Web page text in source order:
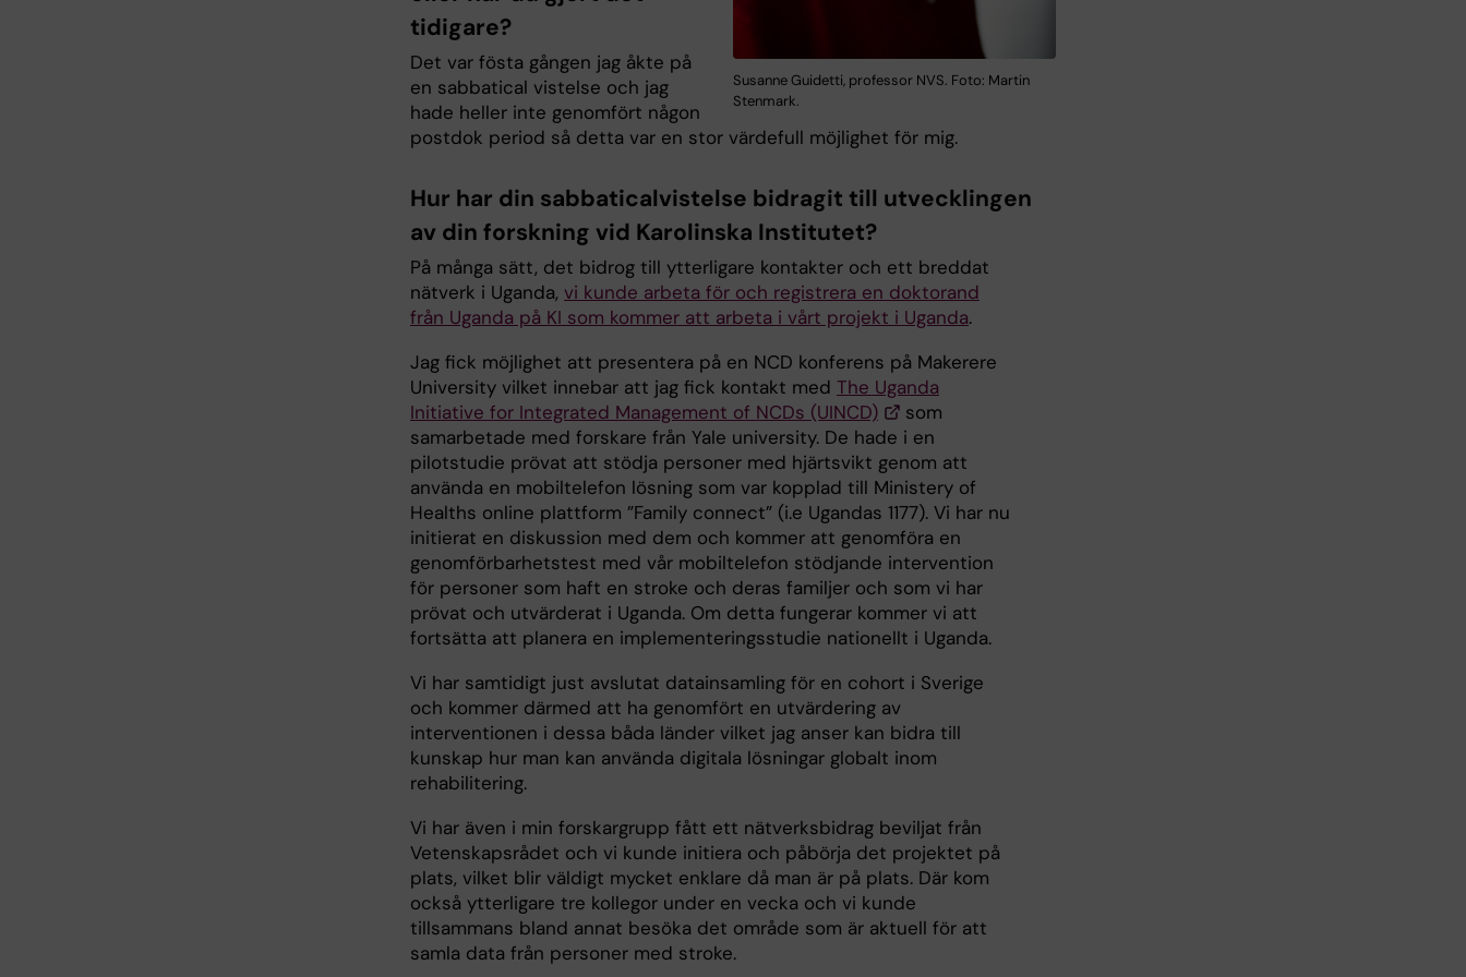
Susanne Guidetti, professor NVS. Foto: Martin
Stenmark.
tidigare?
Det var fösta gången jag åkte på
en sabbatical vistelse och jag
hade heller inte genomfört någon
postdok period så detta var en stor värdefull möjlighet för mig.
Hur har din sabbaticalvistelse bidragit till utvecklingen
av din forskning vid Karolinska Institutet?
På många sätt, det bidrog till ytterligare kontakter och ett breddat
nätverk i Uganda, vi kunde arbeta för och registrera en doktorand
från Uganda på KI som kommer att arbeta i vårt projekt i Uganda.
Jag fick möjlighet att presentera på en NCD konferens på Makerere
University vilket innebar att jag fick kontakt med The Uganda
Initiative for Integrated Management of NCDs (UINCD)
som
samarbetade med forskare från Yale university. De hade i en
pilotstudie prövat att stödja personer med hjärtsvikt genom att
använda en mobiltelefon lösning som var kopplad till Ministery of
Healths online plattform ”Family connect” (i.e Ugandas 1177). Vi har nu
initierat en diskussion med dem och kommer att genomföra en
genomförbarhetstest med vår mobiltelefon stödjande intervention
för personer som haft en stroke och deras familjer och som vi har
prövat och utvärderat i Uganda. Om detta fungerar kommer vi att
fortsätta att planera en implementeringsstudie nationellt i Uganda.
Vi har samtidigt just avslutat datainsamling för en cohort i Sverige
och kommer därmed att ha genomfört en utvärdering av
interventionen i dessa båda länder vilket jag anser kan bidra till
kunskap hur man kan använda digitala lösningar globalt inom
rehabilitering.
Vi har även i min forskargrupp fått ett nätverksbidrag beviljat från
Vetenskapsrådet och vi kunde initiera och påbörja det projektet på
plats, vilket blir väldigt mycket enklare då man är på plats. Där kom
också ytterligare tre kollegor under en vecka och vi kunde
tillsammans bland annat besöka det område som är aktuell för att
samla data från personer med stroke.